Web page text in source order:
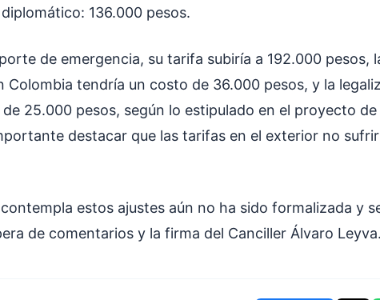
136.000 pesos.
de emergencia, su tarifa subiría a 192.000 pesos,
Colombia tendría un costo de 36.000 pesos, y la
25.000 pesos, según lo estipulado en el proyecto
destacar que las tarifas en el exterior no
estos ajustes aún no ha sido formalizada y
de comentarios y la firma del Canciller Álvaro Leyva.